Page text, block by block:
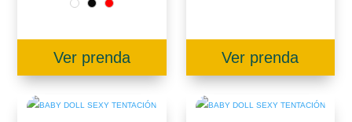
Ver prenda Ver prenda